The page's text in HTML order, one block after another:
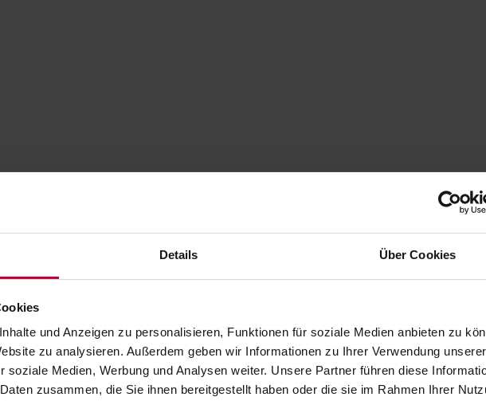
Details Über Cookies
und Anzeigen zu personalisieren, Funktionen für soziale Medien anbieten zu
zu analysieren. Außerdem geben wir Informationen zu Ihrer Verwendung unserer
soziale Medien, Werbung und Analysen weiter. Unsere Partner führen diese
zusammen, die Sie ihnen bereitgestellt haben oder die sie im Rahmen Ihrer